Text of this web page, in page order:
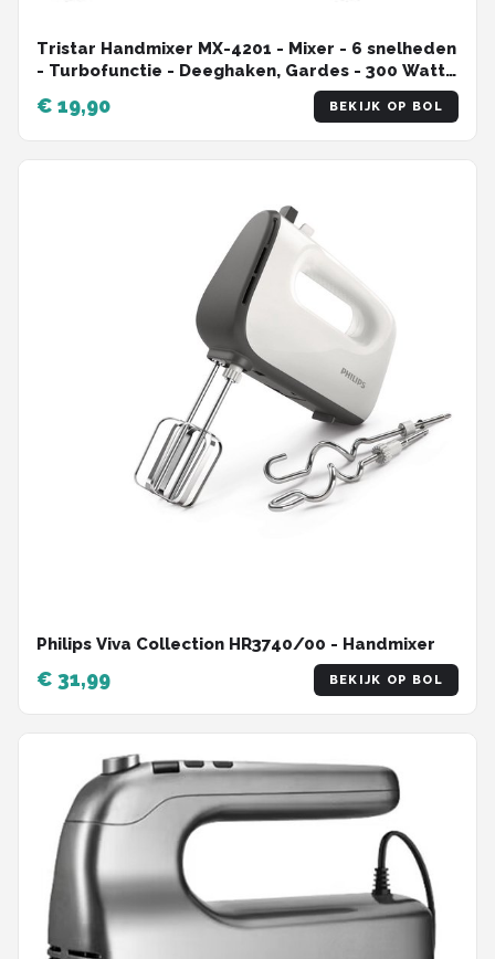
Tristar Handmixer MX-4201 - Mixer - 6 snelheden
- Turbofunctie - Deeghaken, Gardes - 300 Watt -
€ 19,90 BEKIJK OP BOL
Philips Viva Collection HR3740/00 - Handmixer
€ 31,99 BEKIJK OP BOL